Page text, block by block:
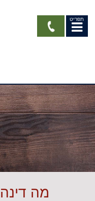
תפריט
איתן מימוני, טבק
מה